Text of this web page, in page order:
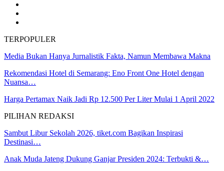
TERPOPULER
Media Bukan Hanya Jurnalistik Fakta, Namun Membawa Makna
Rekomendasi Hotel di Semarang: Eno Front One Hotel dengan
Nuansa…
Harga Pertamax Naik Jadi Rp 12.500 Per Liter Mulai 1 April 2022
PILIHAN REDAKSI
Sambut Libur Sekolah 2026, tiket.com Bagikan Inspirasi
Destinasi…
Anak Muda Jateng Dukung Ganjar Presiden 2024: Terbukti &…